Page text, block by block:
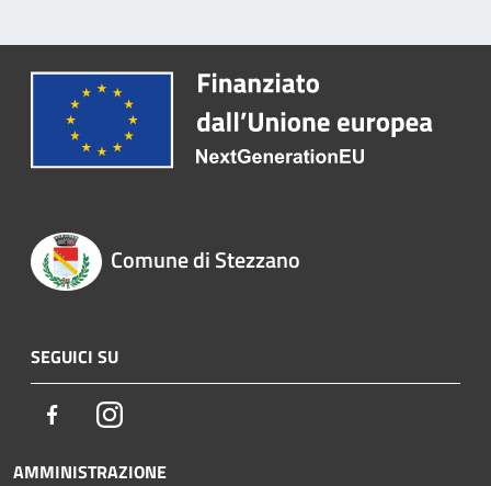
Comune di Stezzano
SEGUICI SU
FacebookInstagram
AMMINISTRAZIONE